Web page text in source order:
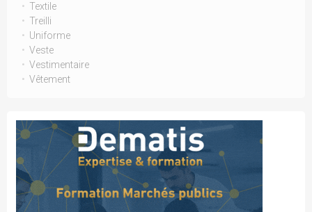
Textile
Treilli
Uniforme
Veste
Vestimentaire
Vêtement